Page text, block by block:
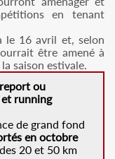
en tenant
le 16 avril et, selon
être amené à
saison estivale.
ou
running
de grand fond
en octobre
20 et 50 km